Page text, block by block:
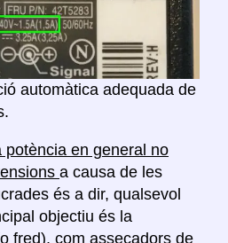
automàtica adequada de
potència en general no
a causa de les
és a dir, qualsevol
objectiu és la
fred), com assecadors de